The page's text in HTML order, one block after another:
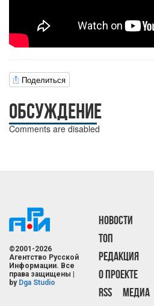
Поделиться
ОБСУЖДЕНИЕ
Comments are disabled
©2001-2026
Агентство Русской
Информации. Все
права защищены |
by Dga Studio
НОВОСТИ
ТОП
РЕДАКЦИЯ
О ПРОЕКТЕ
RSS
МЕДИА